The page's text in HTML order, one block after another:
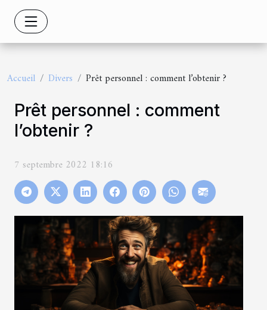
Accueil Divers Prêt personnel : comment l’obtenir ?
Prêt personnel : comment
l’obtenir ?
7 septembre 2022 18:16